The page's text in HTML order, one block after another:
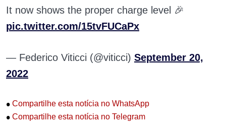
It now shows the proper charge level 🎉
pic.twitter.com/15tvFUCaPx
— Federico Viticci (@viticci) September 20,
2022
• Compartilhe esta notícia no WhatsApp
• Compartilhe esta notícia no Telegram